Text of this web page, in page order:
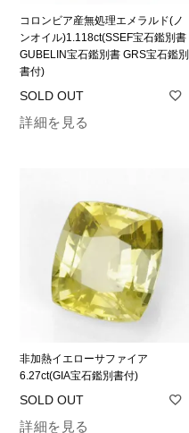
コロンビア産無処理エメラルド(ノ
ンオイル)1.118ct(SSEF宝石鑑別書
GUBELIN宝石鑑別書 GRS宝石鑑別
書付)
詳細を見る
非加熱イエローサファイア
6.27ct(GIA宝石鑑別書付)
詳細を見る